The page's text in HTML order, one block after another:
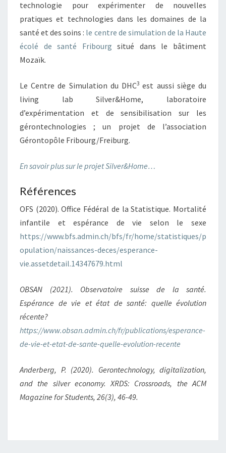
technologie pour expérimenter de nouvelles
pratiques et technologies dans les domaines de la
santé et des soins : le centre de simulation de la Haute
écolé de santé Fribourg situé dans le bâtiment
Mozaïk.
Le Centre de Simulation du DHC3 est aussi siège du
living lab Silver&Home, laboratoire
d’expérimentation et de sensibilisation sur les
gérontechnologies ; un projet de l’association
Gérontopôle Fribourg/Freiburg.
En savoir plus sur le projet Silver&Home…
Références
OFS (2020). Office Fédéral de la Statistique. Mortalité
infantile et espérance de vie selon le sexe
https://www.bfs.admin.ch/bfs/fr/home/statistiques/p
opulation/naissances-deces/esperance-
vie.assetdetail.14347679.html
OBSAN (2021). Observatoire suisse de la santé.
Espérance de vie et état de santé: quelle évolution
récente?
https://www.obsan.admin.ch/fr/publications/esperance-
de-vie-et-etat-de-sante-quelle-evolution-recente
Anderberg, P. (2020). Gerontechnology, digitalization,
and the silver economy. XRDS: Crossroads, the ACM
Magazine for Students, 26(3), 46-49.